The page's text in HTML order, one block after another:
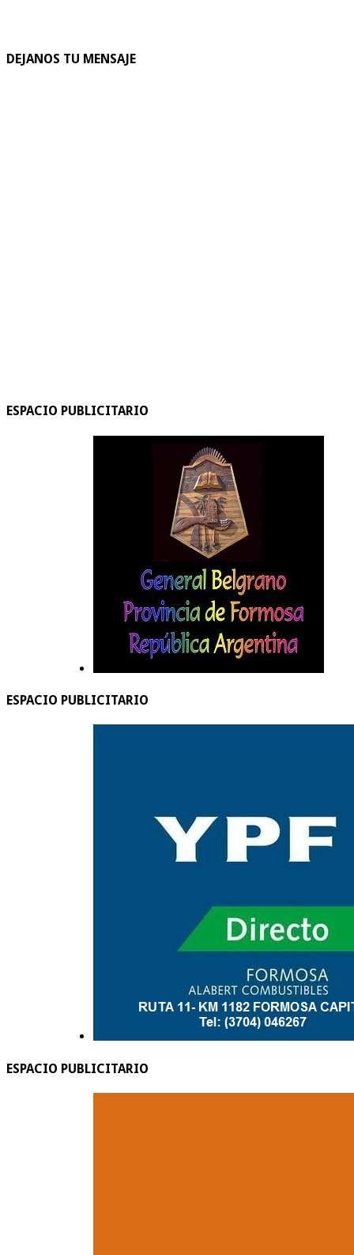
DEJANOS TU MENSAJE
ESPACIO PUBLICITARIO
ESPACIO PUBLICITARIO
ESPACIO PUBLICITARIO